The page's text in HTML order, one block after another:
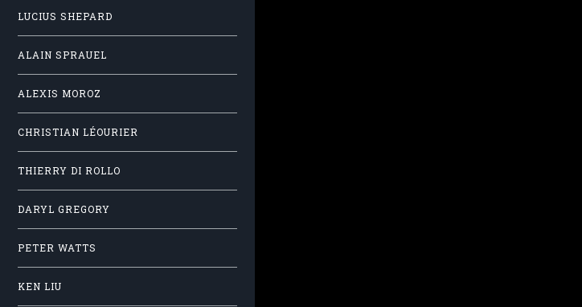
LUCIUS SHEPARD
ALAIN SPRAUEL
ALEXIS MOROZ
CHRISTIAN LÉOURIER
THIERRY DI ROLLO
DARYL GREGORY
PETER WATTS
KEN LIU